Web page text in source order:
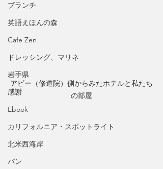
ブランチ
英語えほんの森
Cafe Zen
ドレッシング、マリネ
岩手県
感謝
Ebook
カリフォルニア・スポットライト
北米西海岸
パン
アビー（修道院）側からみたホテルと私たち
の部屋